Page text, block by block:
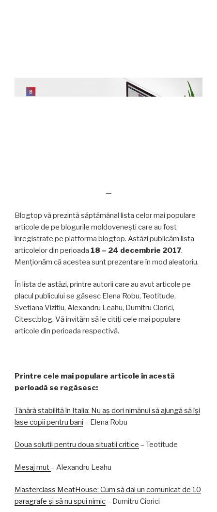
—
Blogtop vă prezintă săptămânal lista celor mai populare
articole de pe blogurile moldovenești care au fost
înregistrate pe platforma blogtop. Astăzi publicăm lista
articolelor din perioada 18 – 24 decembrie 2017.
Menționăm că acestea sunt prezentare în mod aleatoriu.
În lista de astăzi, printre autorii care au avut articole pe
placul publicului se găsesc Elena Robu, Teotitude,
Svetlana Vizitiu, Alexandru Leahu, Dumitru Ciorici,
Citesc.blog. Vă invităm să le citiți cele mai populare
articole din perioada respectivă.
Printre cele mai populare articole în acestă
perioadă se regăsesc:
Tânără stabilită în Italia: Nu aș dori nimănui să ajungă să își
lase copii pentru bani – Elena Robu
Doua solutii pentru doua situatii critice – Teotitude
Mesaj mut– Alexandru Leahu
Masterclass MeatHouse: Cum să dai un comunicat de 10
paragrafe și să nu spui nimic– Dumitru Ciorici